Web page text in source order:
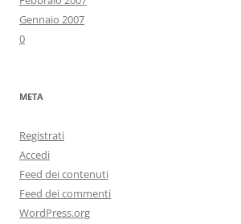
Gennaio 2007
0
META
Registrati
Accedi
Feed dei contenuti
Feed dei commenti
WordPress.org